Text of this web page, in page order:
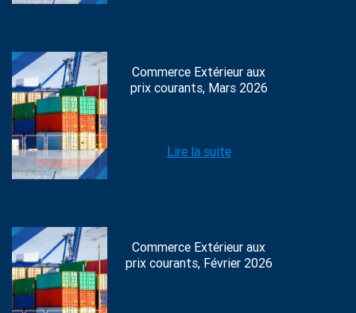
Commerce Extérieur aux
prix courants, Mars 2026
Lire la suite
Commerce Extérieur aux
prix courants, Février 2026